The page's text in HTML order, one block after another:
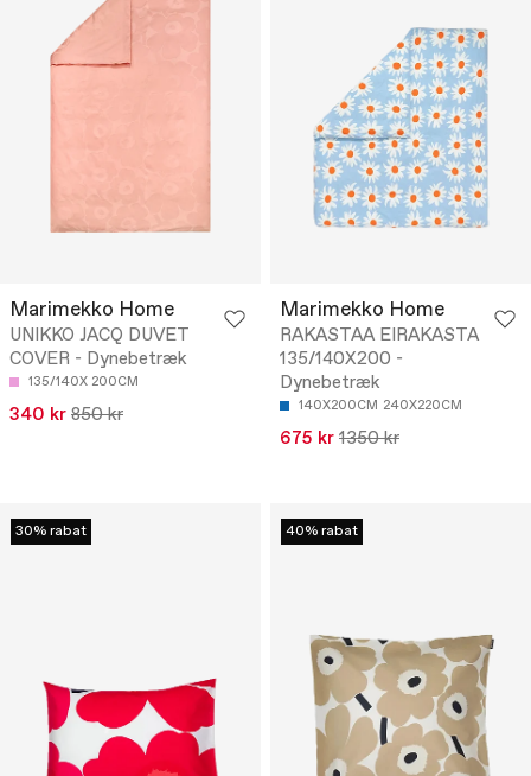
Marimekko Home
UNIKKO JACQ DUVET
COVER - Dynebetræk
135/140X 200CM
340 kr 850 kr
Marimekko Home
RAKASTAA EIRAKASTA
135/140X200 -
Dynebetræk
140X200CM 240X220CM
675 kr 1350 kr
30% rabat 40% rabat